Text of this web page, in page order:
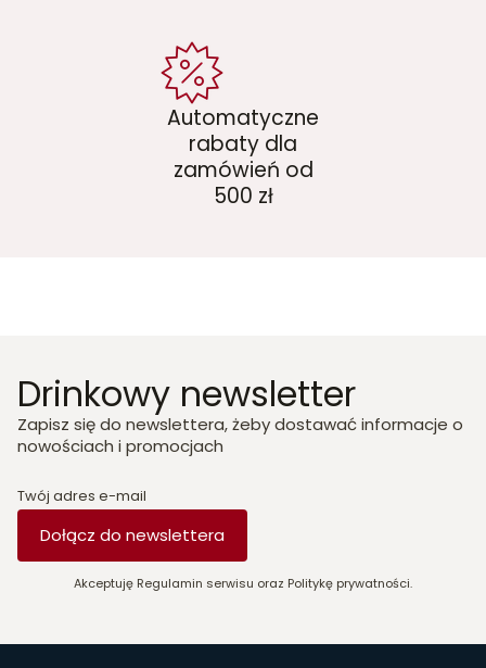
Automatyczne
rabaty dla
zamówień od
500 zł
Drinkowy newsletter
Zapisz się do newslettera, żeby dostawać informacje o
nowościach i promocjach
Twój adres e-mail
Dołącz do newslettera
Akceptuję Regulamin serwisu oraz Politykę prywatności.